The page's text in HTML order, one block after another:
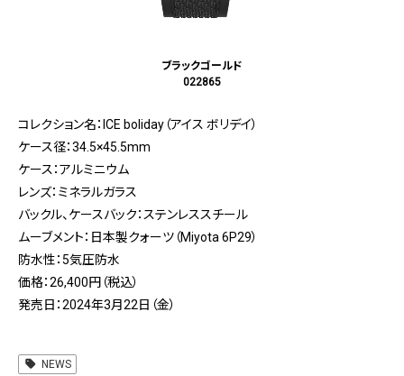
ブラックゴールド
022865
コレクション名：ICE boliday（アイス ボリデイ）
ケース径：34.5×45.5mm
ケース：アルミニウム
レンズ：ミネラルガラス
バックル、ケースバック：ステンレススチール
ムーブメント：日本製クォーツ（Miyota 6P29）
防水性：5気圧防水
価格：26,400円（税込）
発売日：2024年3月22日（金）
NEWS